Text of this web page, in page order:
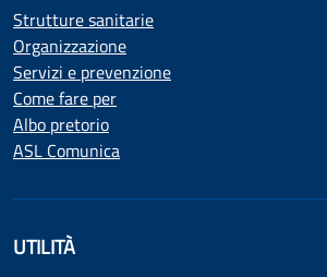
Strutture sanitarie
Organizzazione
Servizi e prevenzione
Come fare per
Albo pretorio
ASL Comunica
UTILITÀ